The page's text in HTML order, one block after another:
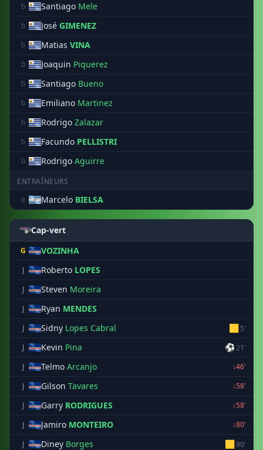
b Santiago Mele
b José GIMENEZ
b Matias VINA
b Joaquin Piquerez
b Santiago Bueno
b Emiliano Martinez
b Rodrigo Zalazar
b Facundo PELLISTRI
b Rodrigo Aguirre
ENTRAÎNEURS
e
Marcelo BIELSA
Cap-vert
G VOZINHA
J Roberto LOPES
J Steven Moreira
J Ryan MENDES
J Sidny Lopes Cabral 🟨5'
J
Kevin Pina ⚽21'
J
Telmo Arcanjo
↓46'
J
Gilson Tavares
↓58'
J
Garry RODRIGUES
↓58'
J
Jamiro MONTEIRO
↓80'
J
Diney Borges 🟨90'